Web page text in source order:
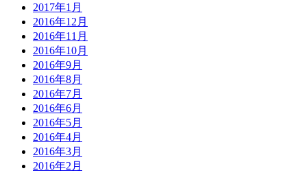
2017年1月
2016年12月
2016年11月
2016年10月
2016年9月
2016年8月
2016年7月
2016年6月
2016年5月
2016年4月
2016年3月
2016年2月